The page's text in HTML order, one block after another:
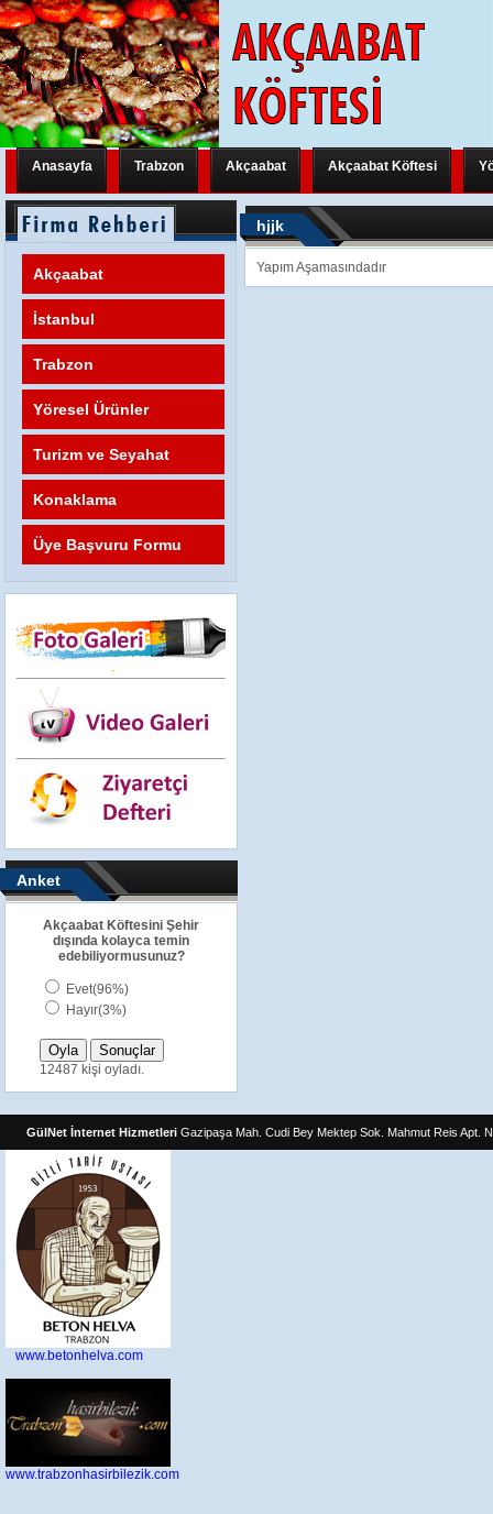
Anasayfa Trabzon Akçaabat Akçaabat Köftesi
Trabzon Yeni Bir Uluslararası Organizasyona Hazırlanıyor
Trabzon Yeni Bir Uluslararası Organizasyona Hazırlanıyor
Akçaabat
İstanbul
Trabzon
Yöresel Ürünler
Turizm ve Seyahat
Konaklama
Üye Başvuru Formu
Anket
Akçaabat Köftesini Şehir
dışında kolayca temin
edebiliyormusunuz?
Evet(96%)
Hayır(3%)
12487 kişi oyladı.
hjjk
Yapım Aşamasındadır
GülNet İnternet Hizmetleri Gazipaşa Mah. Cudi Bey Mektep Sok. Mahmut Reis
www.betonhelva.com
www.trabzonhasirbilezik.com